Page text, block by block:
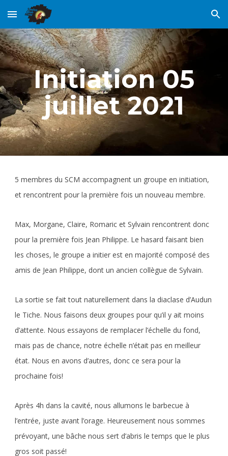
Skip to main content Skip to navigation
Initiation 05
juillet 2021
5 membres du SCM accompagnent un groupe en initiation,
et rencontrent pour la première fois un nouveau membre.
Max, Morgane, Claire, Romaric et Sylvain rencontrent donc
pour la première fois Jean Philippe. Le hasard faisant bien
les choses, le groupe a initier est en majorité composé des
amis de Jean Philippe, dont un ancien collègue de Sylvain.
La sortie se fait tout naturellement dans la diaclase d’Audun
le Tiche. Nous faisons deux groupes pour qu’il y ait moins
d’attente. Nous essayons de remplacer l’échelle du fond,
mais pas de chance, notre échelle n’était pas en meilleur
état. Nous en avons d’autres, donc ce sera pour la
prochaine fois!
Après 4h dans la cavité, nous allumons le barbecue à
l’entrée, juste avant l’orage. Heureusement nous sommes
prévoyant, une bâche nous sert d’abris le temps que le plus
gros soit passé!